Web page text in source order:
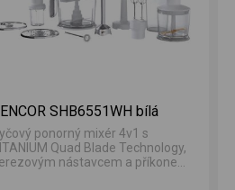
SHB6551WH bílá
ponorný mixér 4v1 s
Quad Blade Technology,
nástavcem a příkonem